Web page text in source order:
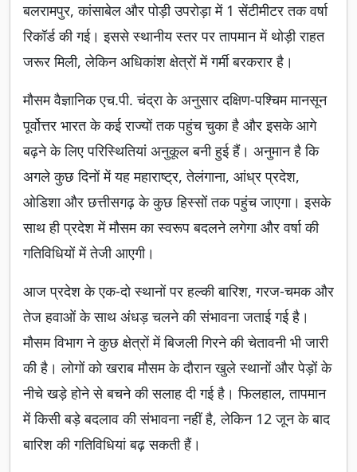
बलरामपुर, कांसाबेल और पोड़ी उपरोड़ा में 1 सेंटीमीटर तक वर्षा
रिकॉर्ड की गई। इससे स्थानीय स्तर पर तापमान में थोड़ी राहत
जरूर मिली, लेकिन अधिकांश क्षेत्रों में गर्मी बरकरार है।
मौसम वैज्ञानिक एच.पी. चंद्रा के अनुसार दक्षिण-पश्चिम मानसून
पूर्वोत्तर भारत के कई राज्यों तक पहुंच चुका है और इसके आगे
बढ़ने के लिए परिस्थितियां अनुकूल बनी हुई हैं। अनुमान है कि
अगले कुछ दिनों में यह महाराष्ट्र, तेलंगाना, आंध्र प्रदेश,
ओडिशा और छत्तीसगढ़ के कुछ हिस्सों तक पहुंच जाएगा। इसके
साथ ही प्रदेश में मौसम का स्वरूप बदलने लगेगा और वर्षा की
गतिविधियों में तेजी आएगी।
आज प्रदेश के एक-दो स्थानों पर हल्की बारिश, गरज-चमक और
तेज हवाओं के साथ अंधड़ चलने की संभावना जताई गई है।
मौसम विभाग ने कुछ क्षेत्रों में बिजली गिरने की चेतावनी भी जारी
की है। लोगों को खराब मौसम के दौरान खुले स्थानों और पेड़ों के
नीचे खड़े होने से बचने की सलाह दी गई है। फिलहाल, तापमान
में किसी बड़े बदलाव की संभावना नहीं है, लेकिन 12 जून के बाद
बारिश की गतिविधियां बढ़ सकती हैं।